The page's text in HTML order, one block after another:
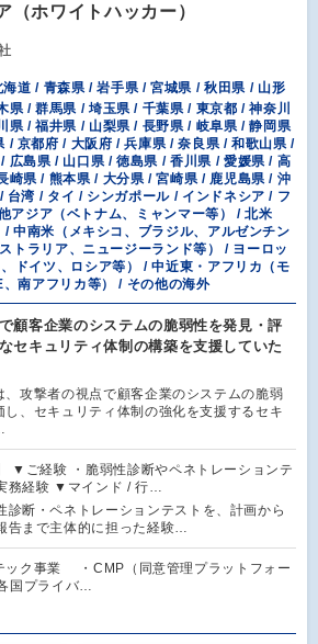
（ホワイトハッカー）
海道 / 青森県 / 岩手県 / 宮城県 / 秋田県 / 山形
県 / 群馬県 / 埼玉県 / 千葉県 / 東京都 / 神奈川
県 / 福井県 / 山梨県 / 長野県 / 岐阜県 / 静岡県
/ 京都府 / 大阪府 / 兵庫県 / 奈良県 / 和歌山県 /
広島県 / 山口県 / 徳島県 / 香川県 / 愛媛県 / 高
崎県 / 熊本県 / 大分県 / 宮崎県 / 鹿児島県 / 沖
台湾 / タイ / シンガポール / インドネシア / フ
アジア（ベトナム、ミャンマー等） / 北米
/ 中南米（メキシコ、ブラジル、アルゼンチン
トラリア、ニュージーランド等） / ヨーロッ
ドイツ、ロシア等） / 中近東・アフリカ（モ
南アフリカ等） / その他の海外
顧客企業のシステムの脆弱性を発見・評
セキュリティ体制の構築を支援していた
、攻撃者の視点で顧客企業のシステムの脆弱
し、セキュリティ体制の強化を支援するセキ
▼ご経験 ・脆弱性診断やペネトレーションテ
務経験 ▼マインド / 行…
診断・ペネトレーションテストを、計画から
告まで主体的に担った経験…
ック事業 ・CMP（同意管理プラットフォー
プライバ…